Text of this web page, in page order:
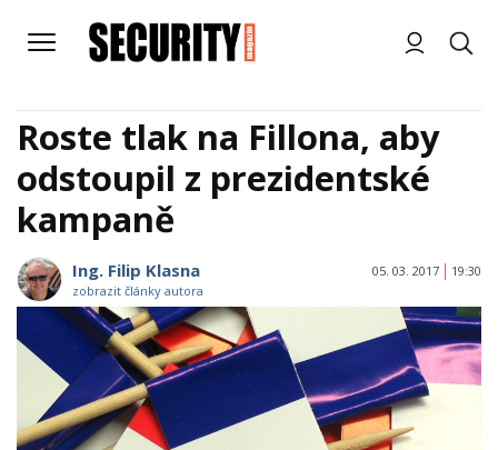
Roste tlak na Fillona, aby
odstoupil z prezidentské
kampaně
Ing. Filip Klasna
zobrazit články autora
05. 03. 2017 19:30